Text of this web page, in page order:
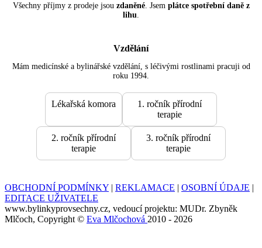
Všechny příjmy z prodeje jsou zdaněné. Jsem plátce spotřební daně z
lihu
Vzdělání
Mám medicínské a bylinářské vzdělání, s léčivými rostlinami pracuji od
roku 1994.
Lékařská komora
1. ročník přírodní
terapie
2. ročník přírodní
terapie
3. ročník přírodní
terapie
OBCHODNÍ PODMÍNKY | REKLAMACE | OSOBNÍ ÚDAJE |
EDITACE UŽIVATELE
www.bylinkyprovsechny.cz, vedoucí projektu: MUDr. Zbyněk
Mlčoch, Copyright © Eva Mlčochová 2010 - 2026